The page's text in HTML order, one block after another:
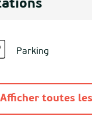
Parking
Afficher toutes